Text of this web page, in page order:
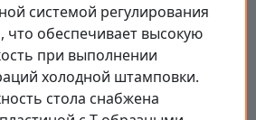
системой регулирования
что обеспечивает высокую
при выполнении
холодной штамповки.
стола снабжена